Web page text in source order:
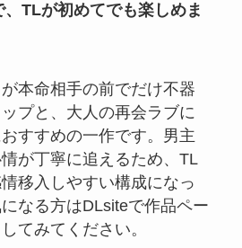
TLが初めてでも楽しめま
本命相手の前でだけ不器
プと、大人の再会ラブに
すすめの一作です。男主
が丁寧に追えるため、TL
移入しやすい構成になっ
なる方はDLsiteで作品ペー
てみてください。